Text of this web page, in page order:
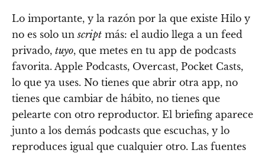
Lo importante, y la razón por la que existe Hilo y
no es solo unscript más: el audio llega a un feed
privado, tuyo, que metes en tu app de podcasts
favorita. Apple Podcasts, Overcast, Pocket Casts,
lo que ya uses. No tienes que abrir otra app, no
tienes que cambiar de hábito, no tienes que
pelearte con otro reproductor. El briefing aparece
junto a los demás podcasts que escuchas, y lo
reproduces igual que cualquier otro. Las fuentes